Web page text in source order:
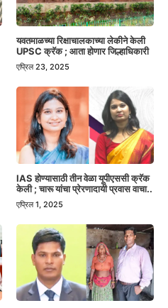
यवतमाळच्या रिक्षाचालकाच्या लेकीने केली
UPSC क्रॅक ; आता होणार जिल्हाधिकारी
एप्रिल 23, 2025
IAS होण्यासाठी तीन वेळा यूपीएससी क्रॅक
केली ; चारू यांचा प्रेरणादायी प्रवास वाचा..
एप्रिल 1, 2025